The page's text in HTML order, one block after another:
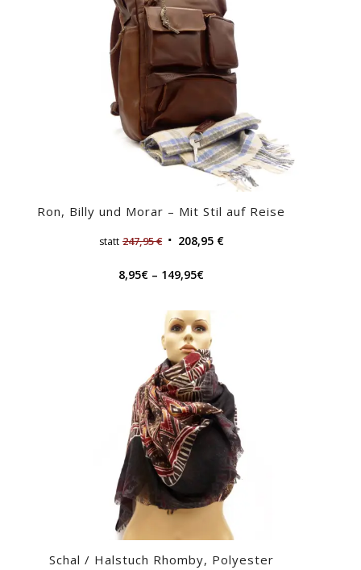
Ron, Billy und Morar – Mit Stil auf Reise
statt 247,95€ 208,95 €
8,95€ – 149,95€
Schal / Halstuch Rhomby, Polyester